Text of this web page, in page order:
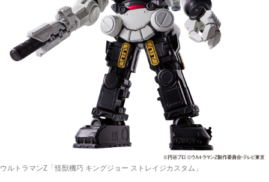
ウルトラマンZ「怪獣機巧 キングジョー ストレイジカスタム」